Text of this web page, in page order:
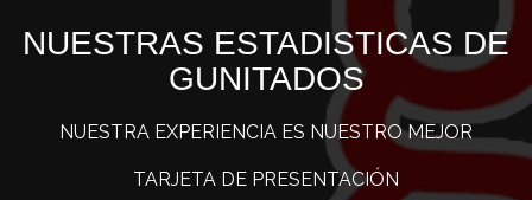
NUESTRAS ESTADISTICAS DE
GUNITADOS
NUESTRA EXPERIENCIA ES NUESTRO MEJOR
TARJETA DE PRESENTACIÓN